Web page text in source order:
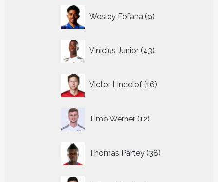
Wesley Fofana 9
producten
Vinicius Junior 43
producten
Victor Lindelof 16
producten
Timo Werner 12
producten
Thomas Partey 38
producten